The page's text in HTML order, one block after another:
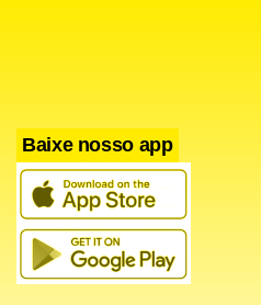
De acordo com o TRE, com
Bezerra, Ricarte de Freitas e
Baixe nosso app